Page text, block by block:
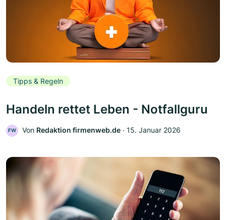
Tipps & Regeln
Handeln rettet Leben - Notfallguru
FW Von Redaktion firmenweb.de ‧ 15. Januar 2026